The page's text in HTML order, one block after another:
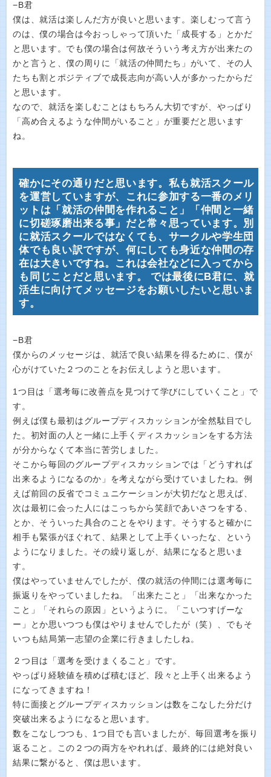
−B君
僕は、就活は楽しんだ方が良いと思います。楽しむって言う
のは、僕の場合は今おっしゃって頂いた「成長する」とかだ
と思います。でも僕の場合は何故そういう考え方が出来たの
かと言うと、僕の周りに「就活の仲間たち」がいて、その人
たちも割とポジティブで成長志向が高い人が多かったからだ
と思います。
なので、就活を楽しむことはもちろん大切ですが、やっぱり
「高め合えるような仲間がいること」が重要だと思います
ね。
確かにその通りだと思います。私も就活スクール
を運営していますが、これに参加する一番のメリ
ットは「就活の仲間を作れること」「仲間と一緒
に切磋琢磨出来る事」だと常々思っています。別
に就活スクールではなくても、サークルや学生団
体でも良い訳ですが、何にしても身近な仲間の存
在は大きいですね。これは会社などに入ってから
も同じことだと思います。 では最後にB君に、就
活生に向けてメッセージをお願いしたいと思いま
す。
−B君
僕からのメッセージは、就活で良い結果を得るために、僕が
心がけていた２つのことをお伝えしようと思います。
1つ目は「選考毎に改善点を見つけて学びにしていくこと」で
す。
例えば僕も最初はグループディスカッションが全然駄目でし
た。初対面の人と一緒に上手くディスカッションをする方法
が分からなくて本当に苦労しました。
そこから毎回のグループディスカッションでは「どうすれば
出来るようになるのか」を考えながら受けていましたね。例
えば前回の反省でコミュニケーションが大切だなと思えば、
次は最初に会った人にはこっちから笑顔であいさつをする、
とか、そういった具合のことをやります。そうすると確かに
相手も緊張がほぐれて、結果として上手くいったな、という
ようになりました。その繰り返しが、結果になると思いま
す。
僕はやっていませんでしたが、僕の就活の仲間には選考毎に
振返りをやっていましたね。「出来たこと」「出来なかった
こと」「それらの原因」というように。「こいつすげーな
ー」とか思いつつも僕はやりませんでしたが（笑）、でもそ
いつも結局第一志望の企業に行きましたしね。
２つ目は「選考を受けまくること」です。
やっぱり経験値を積めば積むほど、段々と上手く出来るよう
になってきますね！
特に面接とグループディスカッションは数をこなした分だけ
突破出来るようになると思います。
数をこなしつつも、1つ目でも言いましたが、毎回選考を振り
返ること。この２つの両方をやれれば、最終的には絶対良い
結果に繋がると、僕は思います。